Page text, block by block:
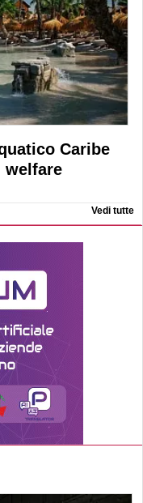
Caribe
welfare
Vedi tutte